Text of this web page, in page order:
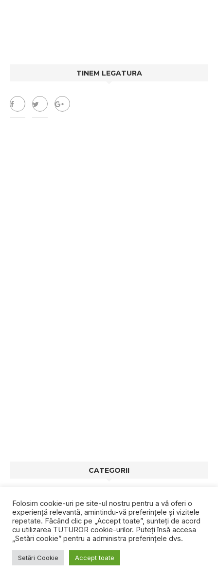
TINEM LEGATURA
CATEGORII
Curtea si gradina
Arhitectura
Destinatii turistice
Folosim cookie-uri pe site-ul nostru pentru a vă oferi o
experiență relevantă, amintindu-vă preferințele și vizitele
repetate. Făcând clic pe „Accept toate”, sunteți de acord
cu utilizarea TUTUROR cookie-urilor. Puteți însă accesa
„Setări cookie” pentru a administra preferințele dvs.
Setări Cookie Accept toate